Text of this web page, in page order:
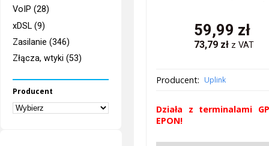
VoIP (28)
xDSL (9)
Zasilanie (346)
Złącza, wtyki (53)
Producent
59,99 zł
73,79zł z VAT
Producent: Uplink
Działa z terminalami
EPON!